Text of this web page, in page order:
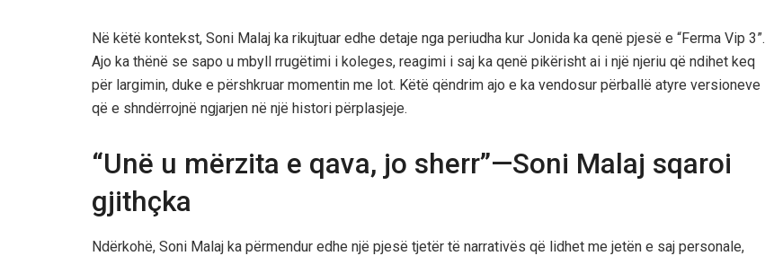
Në këtë kontekst, Soni Malaj ka rikujtuar edhe detaje nga periudha kur Jonida ka qenë pjesë e “Ferma Vip 3”.
Ajo ka thënë se sapo u mbyll rrugëtimi i koleges, reagimi i saj ka qenë pikërisht ai i një njeriu që ndihet keq
për largimin, duke e përshkruar momentin me lot. Këtë qëndrim ajo e ka vendosur përballë atyre versioneve
që e shndërrojnë ngjarjen në një histori përplasjeje.
“Unë u mërzita e qava, jo sherr”—Soni Malaj sqaroi
gjithçka
Ndërkohë, Soni Malaj ka përmendur edhe një pjesë tjetër të narrativës që lidhet me jetën e saj personale,